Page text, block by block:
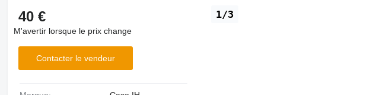
1/3
40 €
M'avertir lorsque le prix change
Contacter le vendeur